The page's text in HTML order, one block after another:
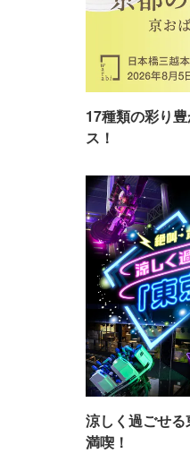
17種類の彩り
ス！
涼しく過ごせ
満喫！